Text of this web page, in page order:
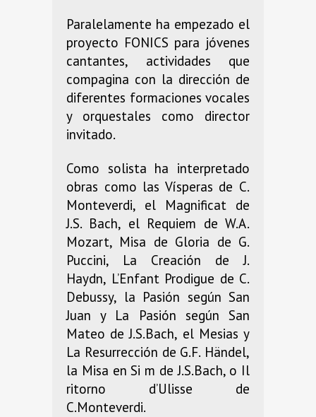
Paralelamente ha empezado el
proyecto FONICS para jóvenes
cantantes, actividades que
compagina con la dirección de
diferentes formaciones vocales
y orquestales como director
invitado.
Como solista ha interpretado
obras como las Vísperas de C.
Monteverdi, el Magnificat de
J.S. Bach, el Requiem de W.A.
Mozart, Misa de Gloria de G.
Puccini, La Creación de J.
Haydn, L’Enfant Prodigue de C.
Debussy, la Pasión según San
Juan y La Pasión según San
Mateo de J.S.Bach, el Mesias y
La Resurrección de G.F. Händel,
la Misa en Si m de J.S.Bach, o Il
ritorno d’Ulisse de
C.Monteverdi.